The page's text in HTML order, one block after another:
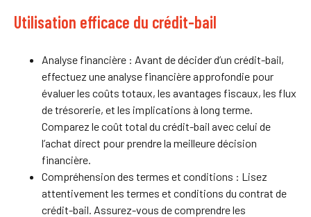
Utilisation efficace du crédit-bail
Analyse financière : Avant de décider d’un crédit-bail,
effectuez une analyse financière approfondie pour
évaluer les coûts totaux, les avantages fiscaux, les flux
de trésorerie, et les implications à long terme.
Comparez le coût total du crédit-bail avec celui de
l’achat direct pour prendre la meilleure décision
financière.
Compréhension des termes et conditions : Lisez
attentivement les termes et conditions du contrat de
crédit-bail. Assurez-vous de comprendre les